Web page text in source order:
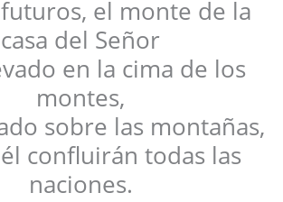
el monte de la
casa del Señor
en la cima de los
montes,
sobre las montañas,
confluirán todas las
naciones.